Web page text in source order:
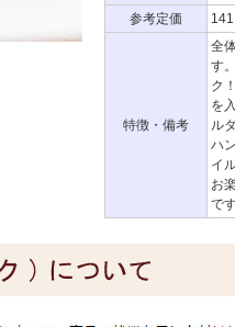
参考定価
特徴・備考
全
す
ク
を
ル
ハ
イ
お
で